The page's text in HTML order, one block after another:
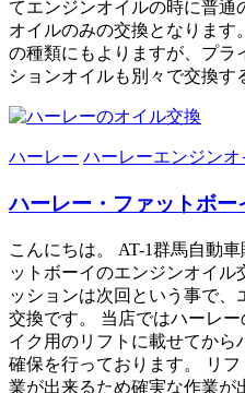
てエンジンオイルの時に普通
オイルのみの交換となります
の種類にもよりますが、プラ
ションオイルも別々で交換す
ハーレー ハーレーエンジンオ
ハーレー・ファットボ
こんにちは。 AT-1群馬自動
ットボーイのエンジンオイル
ッションは次回という事で
交換です。 当店ではハーレ
イク用のリフトに載せてか
確保を行っております。 リ
業が出来るため確実な作業が